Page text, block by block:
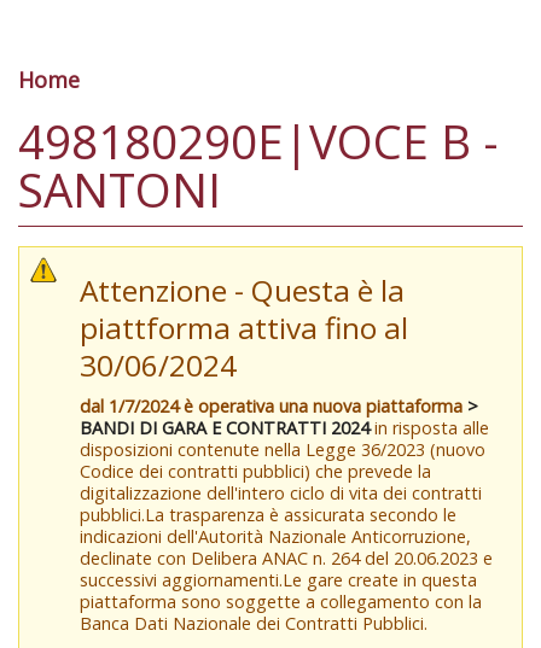
Tu sei qui
Home
498180290E|VOCE B -
SANTONI
Attenzione - Questa è la
piattforma attiva fino al
30/06/2024
dal 1/7/2024 è operativa una nuova piattaforma >
BANDI DI GARA E CONTRATTI 2024in risposta alle
disposizioni contenute nella Legge 36/2023 (nuovo
Codice dei contratti pubblici) che prevede la
digitalizzazione dell'intero ciclo di vita dei contratti
pubblici.La trasparenza è assicurata secondo le
indicazioni dell'Autorità Nazionale Anticorruzione,
declinate con Delibera ANAC n. 264 del 20.06.2023 e
successivi aggiornamenti.Le gare create in questa
piattaforma sono soggette a collegamento con la
Banca Dati Nazionale dei Contratti Pubblici.